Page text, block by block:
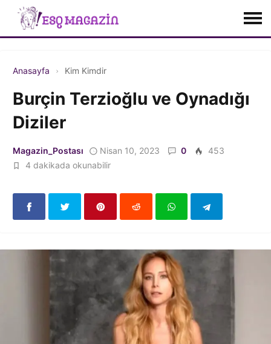
Anasayfa Kim Kimdir
Burçin Terzioğlu ve Oynadığı
Diziler
Magazin_Postası Nisan 10, 2023 0
453
4 dakikada okunabilir